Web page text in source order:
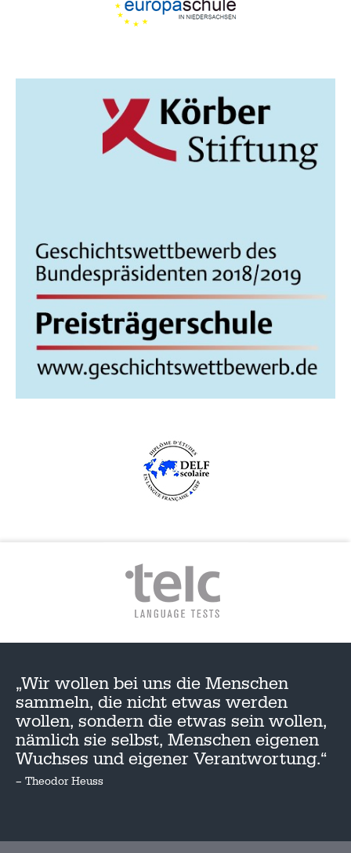
„Wir wollen bei uns die Menschen
sammeln, die nicht etwas werden
wollen, sondern die etwas sein wollen,
nämlich sie selbst, Menschen eigenen
Wuchses und eigener Verantwortung.“
– Theodor Heuss